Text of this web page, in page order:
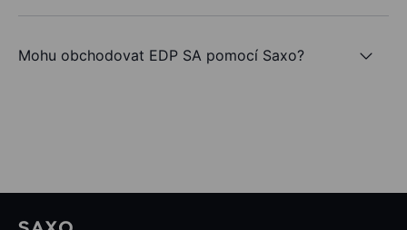
Mohu obchodovat EDP SA pomocí Saxo?